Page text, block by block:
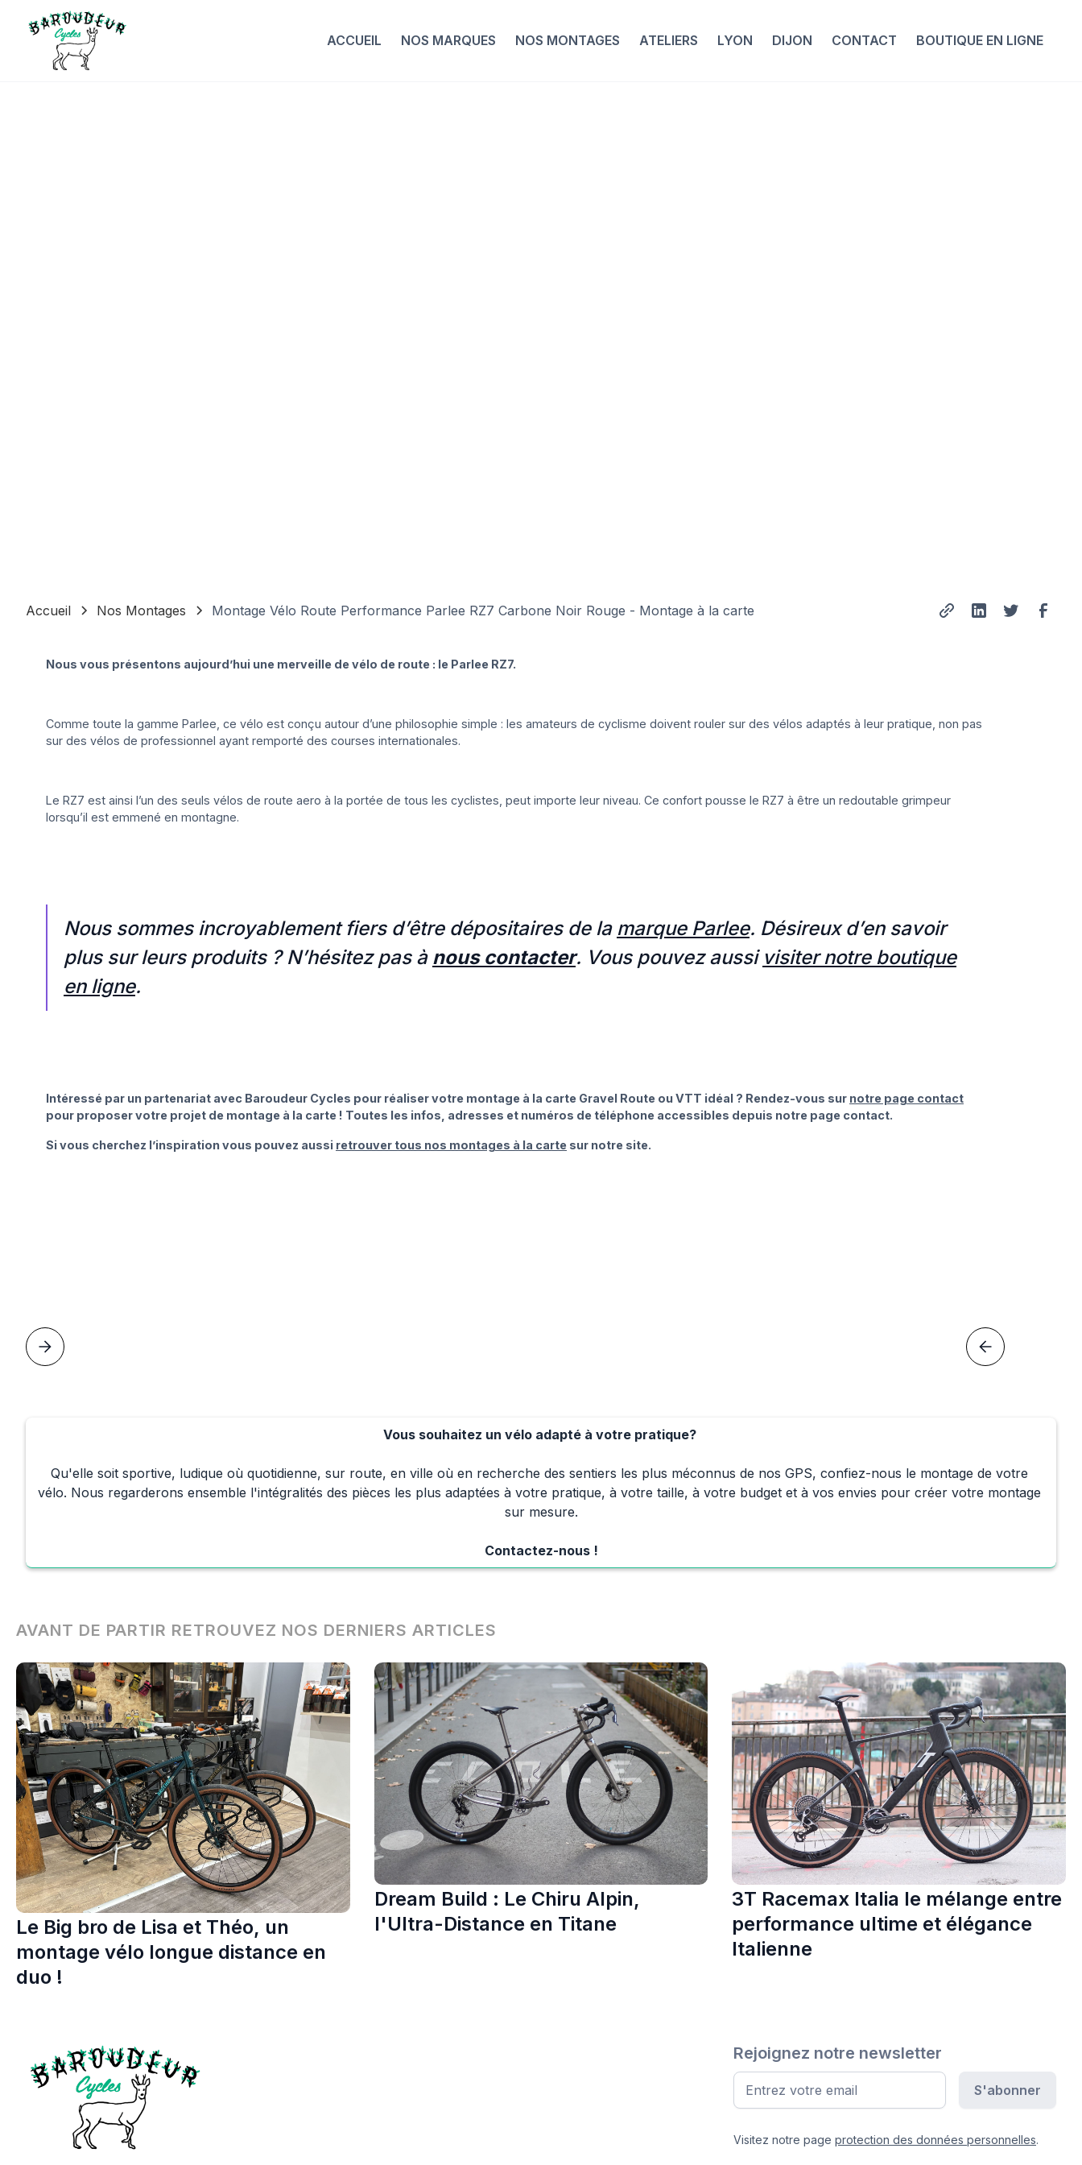
ACCUEIL NOS MARQUES NOS MONTAGES ATELIERS LYON DIJON CONTACT BOUTIQUE EN LIGNE
Accueil Nos Montages Montage Vélo Route Performance Parlee RZ7 Carbone Noir Rouge - Montage à la carte
Nous vous présentons aujourd’hui une merveille de vélo de route : le Parlee RZ7.
Comme toute la gamme Parlee, ce vélo est conçu autour d’une philosophie simple : les amateurs de cyclisme doivent rouler sur des vélos adaptés à leur pratique, non pas
sur des vélos de professionnel ayant remporté des courses internationales.
Le RZ7 est ainsi l’un des seuls vélos de route aero à la portée de tous les cyclistes, peut importe leur niveau. Ce confort pousse le RZ7 à être un redoutable grimpeur
lorsqu’il est emmené en montagne.
Nous sommes incroyablement fiers d’être dépositaires de la marque Parlee. Désireux d’en savoir
plus sur leurs produits ? N’hésitez pas à nous contacter. Vous pouvez aussi visiter notre boutique
en ligne.
Intéressé par un partenariat avec Baroudeur Cycles pour réaliser votre montage à la carte Gravel Route ou VTT idéal ? Rendez-vous sur notre page contact
pour proposer votre projet de montage à la carte ! Toutes les infos, adresses et numéros de téléphone accessibles depuis notre page contact.
Si vous cherchez l’inspiration vous pouvez aussi retrouver tous nos montages à la carte sur notre site.
Vous souhaitez un vélo adapté à votre pratique?
Qu'elle soit sportive, ludique où quotidienne, sur route, en ville où en recherche des sentiers les plus méconnus de nos GPS, confiez-nous le montage de votre
vélo. Nous regarderons ensemble l'intégralités des pièces les plus adaptées à votre pratique, à votre taille, à votre budget et à vos envies pour créer votre montage
sur mesure.
Contactez-nous !
AVANT DE PARTIR RETROUVEZ NOS DERNIERS ARTICLES
Le Big bro de Lisa et Théo, un
montage vélo longue distance en
duo !
Dream Build : Le Chiru Alpin,
l'Ultra-Distance en Titane
3T Racemax Italia le mélange entre
performance ultime et élégance
Italienne
Rejoignez notre newsletter
Visitez notre page protection des données personnelles.